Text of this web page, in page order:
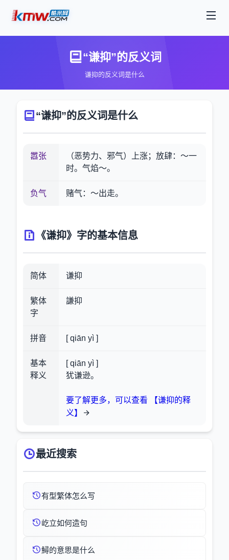
“谦抑”的反义词
谦抑的反义词是什么
“谦抑”的反义词是什么
嚣张
（恶势力、邪气）上涨；放肆：～一
时。气焰～。
负气 赌气：～出走。
《谦抑》字的基本信息
简体 谦抑
繁体
字
謙抑
拼音 [ qiān yì ]
基本
释义
[ qiān yì ]
犹谦逊。
要了解更多，可以查看 【谦抑的释
义】
最近搜索
有型繁体怎么写
屹立如何造句
鱘的意思是什么